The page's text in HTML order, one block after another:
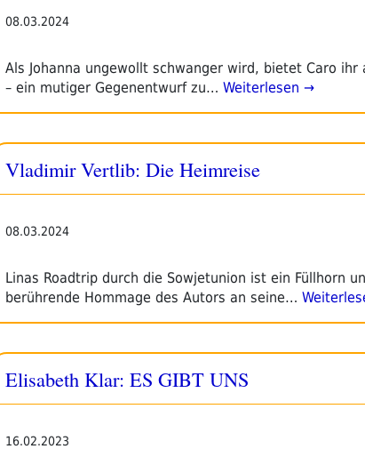
08.03.2024
Als Johanna ungewollt schwanger wird, bietet Caro
– ein mutiger Gegenentwurf zu… Weiterlesen →
Vladimir Vertlib: Die Heimreise
08.03.2024
Linas Roadtrip durch die Sowjetunion ist ein Füllhorn
berührende Hommage des Autors an seine…
Elisabeth Klar: ES GIBT UNS
16.02.2023